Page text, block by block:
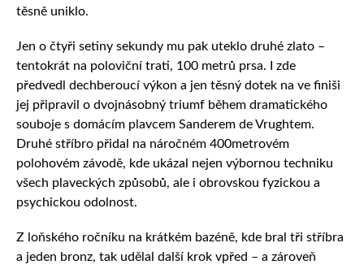
těsně uniklo.
Jen o čtyři setiny sekundy mu pak uteklo druhé zlato –
tentokrát na poloviční trati, 100 metrů prsa. I zde
předvedl dechberoucí výkon a jen těsný dotek na ve finiši
jej připravil o dvojnásobný triumf během dramatického
souboje s domácím plavcem Sanderem de Vrughtem.
Druhé stříbro přidal na náročném 400metrovém
polohovém závodě, kde ukázal nejen výbornou techniku
všech plaveckých způsobů, ale i obrovskou fyzickou a
psychickou odolnost.
Z loňského ročníku na krátkém bazéně, kde bral tři stříbra
a jeden bronz, tak udělal další krok vpřed – a zároveň